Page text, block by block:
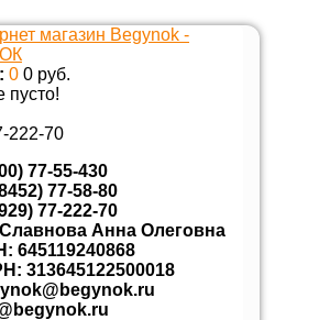
0 0 руб.
пусто!
222-70
77-55-430
77-58-80
77-222-70
Анна Олеговна
645119240868
313645122500018